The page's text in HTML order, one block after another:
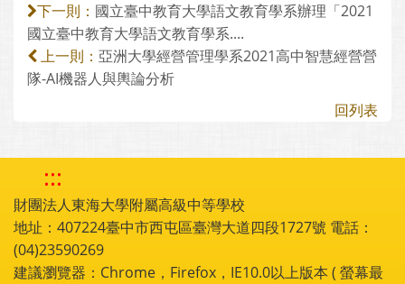
下一則： 國立臺中教育大學語文教育學系辦理「2021
國立臺中教育大學語文教育學系....
上一則： 亞洲大學經營管理學系2021高中智慧經營營
隊-AI機器人與輿論分析
回列表
:::
財團法人東海大學附屬高級中等學校
地址：407224臺中市西屯區臺灣大道四段1727號 電話：
(04)23590269
建議瀏覽器：Chrome，Firefox，IE10.0以上版本 ( 螢幕最